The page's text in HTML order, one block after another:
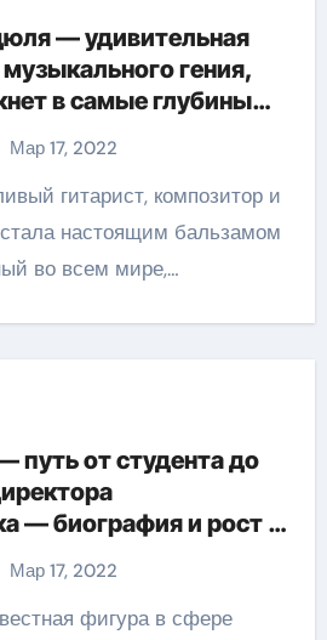
— удивительная
гения,
в самые глубины
Мар 17, 2022
настоящим бальзамом
во всем мире,…
путь от студента до
— биография и рост в
Мар 17, 2022